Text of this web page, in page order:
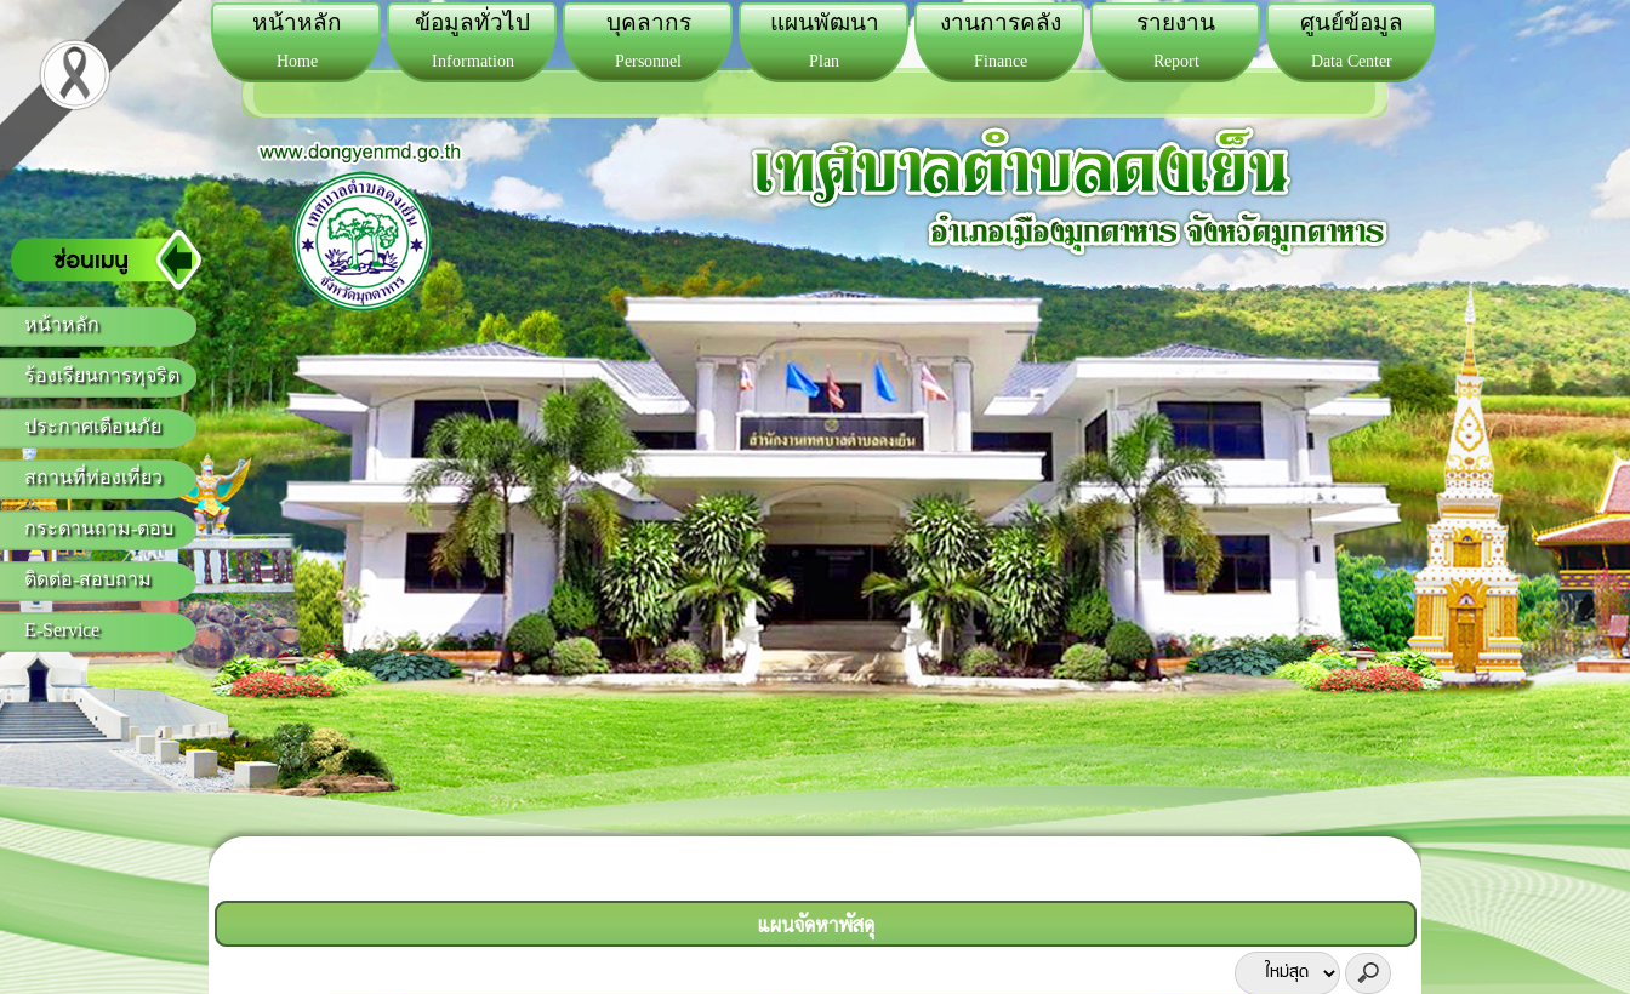
หน้าหลัก
ร้องเรียนการทุจริต
ประกาศเตือนภัย
สถานที่ท่องเที่ยว
กระดานถาม-ตอบ
ติดต่อ-สอบถาม
E-Service
หน้าหลัก
Home
ข้อมูลทั่วไป
Information
บุคลากร
Personnel
แผนพัฒนา
Plan
งานการคลัง
Finance
รายงาน
Report
ศูนย์ข้อมูล
Data Center
แผนจัดหาพัสดุ